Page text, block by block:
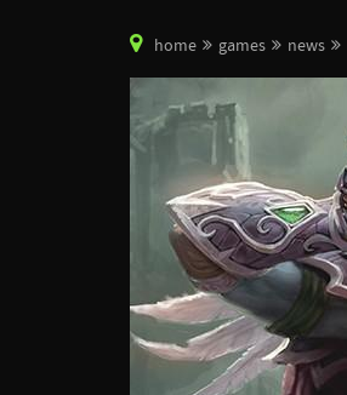
home games news